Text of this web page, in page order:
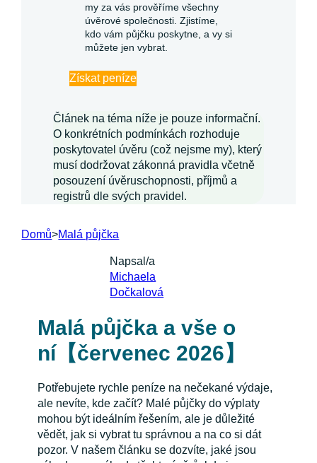
my za vás prověříme všechny
úvěrové společnosti. Zjistíme,
kdo vám půjčku poskytne, a vy si
můžete jen vybrat.
Získat peníze
Článek na téma níže je pouze informační.
O konkrétních podmínkách rozhoduje
poskytovatel úvěru (což nejsme my), který
musí dodržovat zákonná pravidla včetně
posouzení úvěruschopnosti, příjmů a
registrů dle svých pravidel.
Domů>Malá půjčka
Napsal/a
Michaela
Dočkalová
Malá půjčka a vše o
ní【červenec 2026】
Potřebujete rychle peníze na nečekané výdaje,
ale nevíte, kde začít? Malé půjčky do výplaty
mohou být ideálním řešením, ale je důležité
vědět, jak si vybrat tu správnou a na co si dát
pozor. V našem článku se dozvíte, jaké jsou